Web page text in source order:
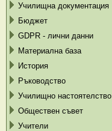
Училищна документация
Бюджет
GDPR - лични данни
Материална база
История
Ръководство
Училищно настоятелство
Обществен съвет
Учители